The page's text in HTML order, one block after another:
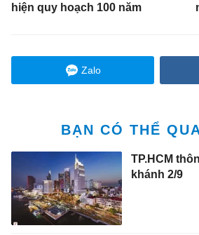
hiện quy hoạch 100 năm
Zalo
BẠN CÓ THỂ
TP.HCM
khánh 2/9